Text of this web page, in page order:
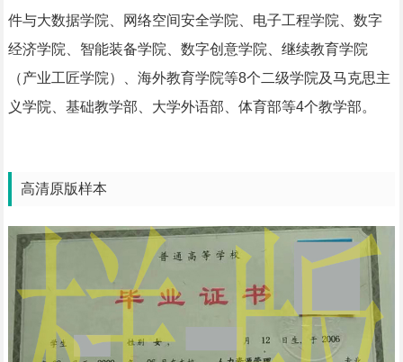
件与大数据学院、网络空间安全学院、电子工程学院、数字
经济学院、智能装备学院、数字创意学院、继续教育学院
（产业工匠学院）、海外教育学院等8个二级学院及马克思主
义学院、基础教学部、大学外语部、体育部等4个教学部。
高清原版样本